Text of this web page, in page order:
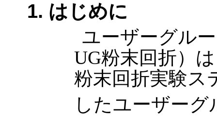
1. はじめに
ユーザーグル
UG粉末回折）
粉末回折実験ス
したユーザーグ